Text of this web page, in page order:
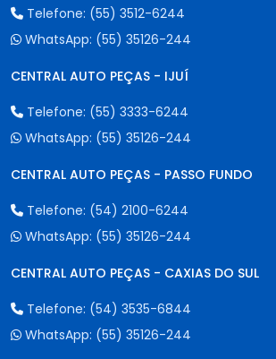
Telefone: (55) 3512-6244
WhatsApp: (55) 35126-244
CENTRAL AUTO PEÇAS - IJUÍ
Telefone: (55) 3333-6244
WhatsApp: (55) 35126-244
CENTRAL AUTO PEÇAS - PASSO FUNDO
Telefone: (54) 2100-6244
WhatsApp: (55) 35126-244
CENTRAL AUTO PEÇAS - CAXIAS DO SUL
Telefone: (54) 3535-6844
WhatsApp: (55) 35126-244